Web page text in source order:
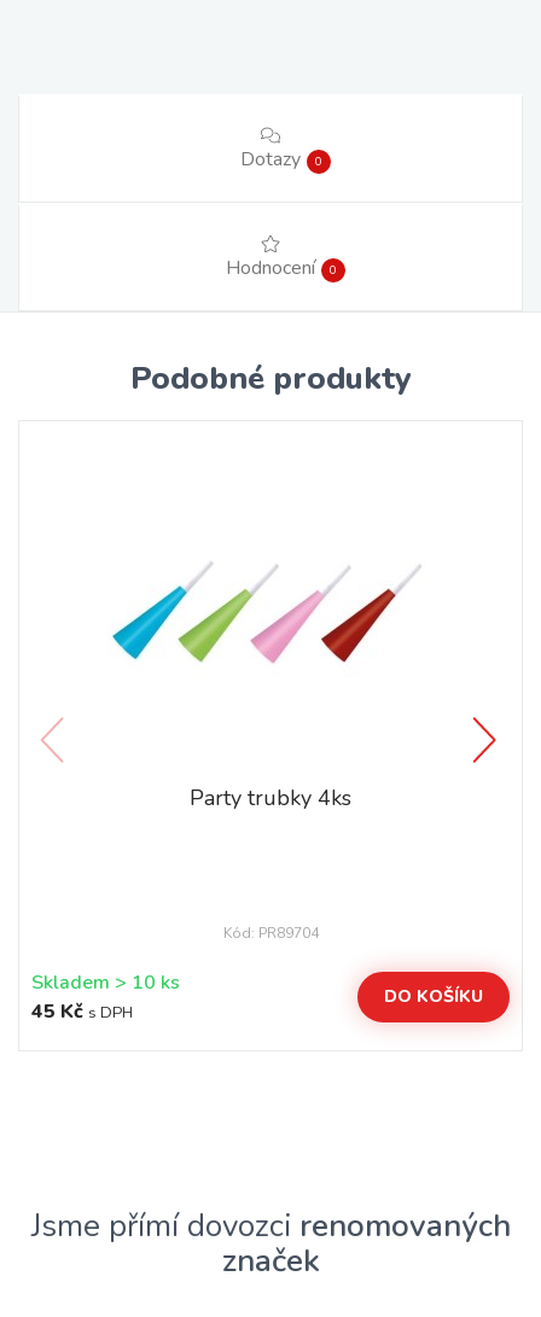
Dotazy 0
Hodnocení 0
Podobné produkty
Party trubky 4ks
Kód: PR89704
Skladem > 10 ks
45 Kč s DPH
DO KOŠÍKU
Jsme přímí dovozci renomovaných
značek